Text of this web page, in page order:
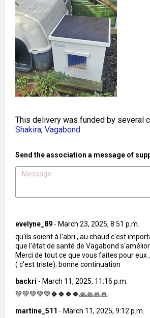
This delivery was funded by several
Shakira, Vagabond
Send the association a message of
evelyne_89 - March 23, 2025, 8:51 p.m.
qu'ils soient à l'abri , au chaud c'est
que l'état de santé de Vagabond
Merci de tout ce que vous faites pour eux
( c'est triste); bonne continuation
backri - March 11, 2025, 11:16 p.m.
💚💚💚💚💚🍀🍀🍀🍀🙏🙏🙏🙏
martine_511 - March 11, 2025, 9:12 p.m.